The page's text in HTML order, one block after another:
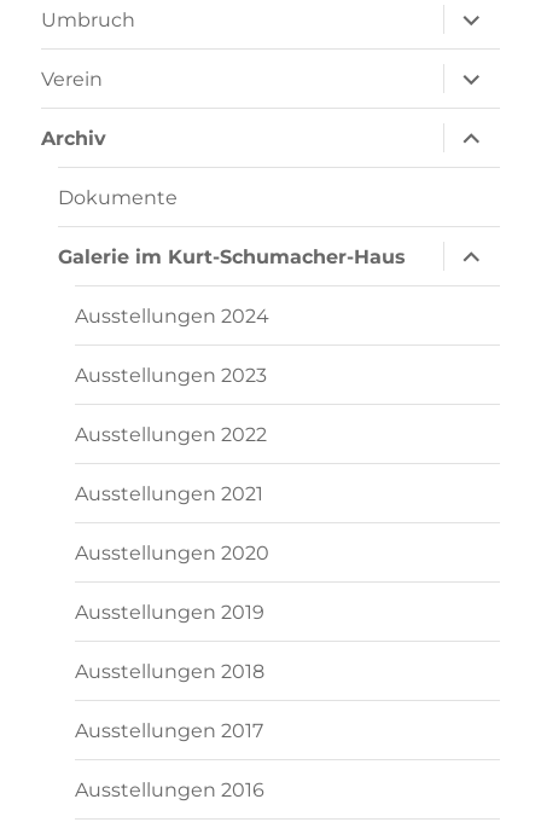
Umbruch
öffnen
Verein
öffnen
Archiv
öffnen
Dokumente
Galerie im Kurt-Schumacher-Haus
öffnen
Ausstellungen 2024
Ausstellungen 2023
Ausstellungen 2022
Ausstellungen 2021
Ausstellungen 2020
Ausstellungen 2019
Ausstellungen 2018
Ausstellungen 2017
Ausstellungen 2016